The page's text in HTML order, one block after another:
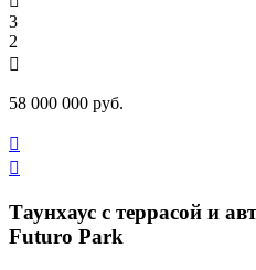
3
2

58 000 000 руб.


Таунхаус с террасой и
Futuro Park